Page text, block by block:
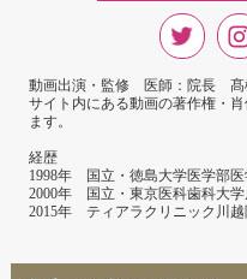
動画出演・監修 医師：院長 髙
サイト内にある動画の著作権・
ます。
経歴
1998年 国立・徳島大学医学部医
2000年 国立・東京医科歯科大学
2015年 ティアラクリニック川越